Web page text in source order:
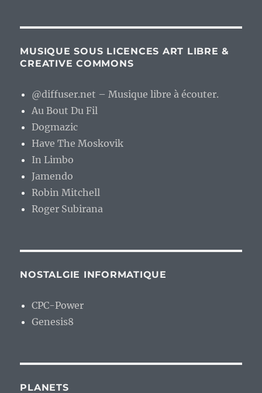
MUSIQUE SOUS LICENCES ART LIBRE &
CREATIVE COMMONS
@diffuser.net – Musique libre à écouter.
Au Bout Du Fil
Dogmazic
Have The Moskovik
In Limbo
Jamendo
Robin Mitchell
Roger Subirana
NOSTALGIE INFORMATIQUE
CPC-Power
Genesis8
PLANETS